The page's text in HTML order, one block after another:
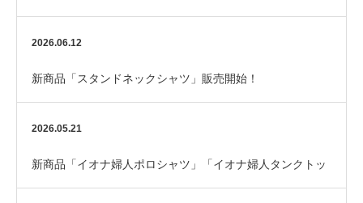
2026.06.12
新商品「スタンドネックシャツ」販売開始！
2026.05.21
新商品「イオナ婦人ポロシャツ」「イオナ婦人タンクトッ